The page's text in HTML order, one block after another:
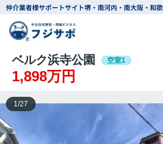
仲介業者様サポートサイト堺・南河内・南大阪・和
ベルク浜寺公園 空室1
1,898万円
1/27